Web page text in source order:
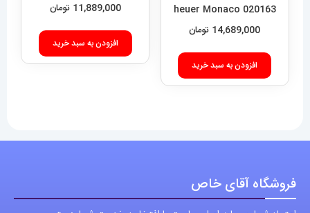
heuer Monaco 020163
14,689,000 تومان
افزودن به سبد خرید
فروشگاه آقای خاص